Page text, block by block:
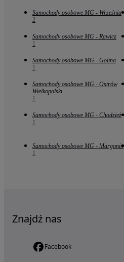
Samochody osobowe MG - Września
2
Samochody osobowe MG - Rawicz
1
Samochody osobowe MG - Golina
1
Samochody osobowe MG - Ostrów
Wielkopolski
1
Samochody osobowe MG - Chodzież
1
Samochody osobowe MG - Margonin
1
Znajdź nas
Facebook